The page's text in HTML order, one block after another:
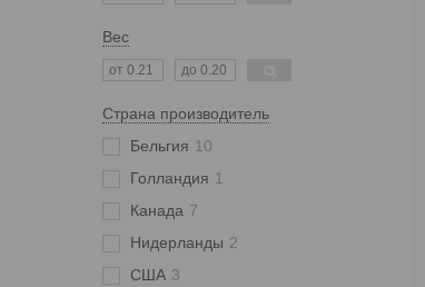
Вес
Страна производитель
Бельгия 10
Голландия 1
Канада 7
Нидерланды 2
США 3